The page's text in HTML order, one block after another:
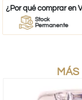
¿Por qué comprar en
Stock
Permanente
MÁS